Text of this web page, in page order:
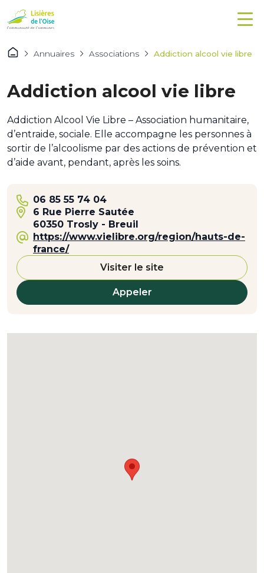
Annuaires Associations Addiction alcool vie libre
Addiction alcool vie libre
Addiction Alcool Vie Libre – Association humanitaire,
d’entraide, sociale. Elle accompagne les personnes à
sortir de l’alcoolisme par des actions de prévention et
d’aide avant, pendant, après les soins.
06 85 55 74 04
6 Rue Pierre Sautée
60350 Trosly - Breuil
https://www.vielibre.org/region/hauts-de-
france/
Visiter le site
Appeler